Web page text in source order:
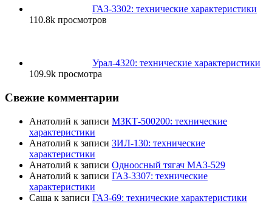
ГАЗ-3302: технические характеристики
110.8k просмотров
Урал-4320: технические характеристики
109.9k просмотра
Свежие комментарии
Анатолий к записи МЗКТ-500200: технические
характеристики
Анатолий к записи ЗИЛ-130: технические
характеристики
Анатолий к записи Одноосный тягач МАЗ-529
Анатолий к записи ГАЗ-3307: технические
характеристики
Саша к записи ГАЗ-69: технические характеристики